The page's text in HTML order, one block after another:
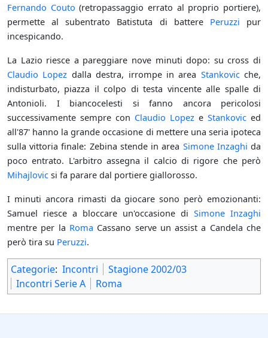
Fernando Couto (retropassaggio errato al proprio portiere),
permette al subentrato Batistuta di battere Peruzzi pur
incespicando.
La Lazio riesce a pareggiare nove minuti dopo: su cross di
Claudio Lopez dalla destra, irrompe in area Stankovicche,
indisturbato, piazza il colpo di testa vincente alle spalle di
Antonioli. I biancocelesti si fanno ancora pericolosi
successivamente sempre con Claudio Lopez e Stankovic ed
all'87' hanno la grande occasione di mettere una seria ipoteca
sulla vittoria finale: Zebina stende in area Simone Inzaghi da
poco entrato. L'arbitro assegna il calcio di rigore che però
Mihajlovic si fa parare dal portiere giallorosso.
I minuti ancora rimasti da giocare sono però emozionanti:
Samuel riesce a bloccare un'occasione di Simone Inzaghi
mentre per la Roma Cassano serve un assist a Candela che
però tira su Peruzzi.
Categorie: Incontri
Stagione 2002/03
Incontri Serie A
Roma